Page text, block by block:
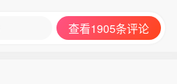
查看1905条评论